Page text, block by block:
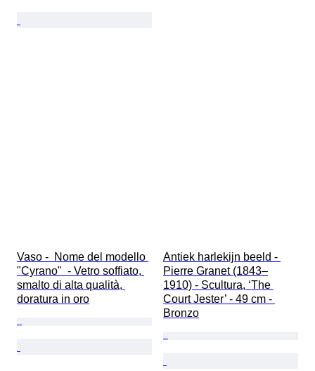
Vaso -  Nome del modello
"Cyrano"  - Vetro soffiato,
smalto di alta qualità,
doratura in oro
Antiek harlekijn beeld -
Pierre Granet (1843–
1910) - Scultura, ‘The
Court Jester’ - 49 cm -
Bronzo